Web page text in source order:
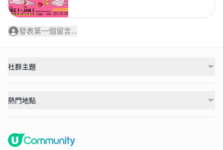
發表第一個留言...
社群主題
熱門地點